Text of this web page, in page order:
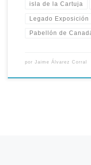
isla de la Cartuja
Legado Exposición
Pabellón de
por Jaime Álvarez Corral